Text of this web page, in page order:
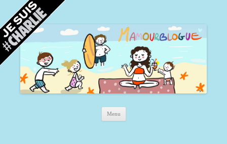
Mamour blogue
Blog d'une maman à Bordeaux, du sable, des coquillages… et la mer !
Menu Aller au contenu principal